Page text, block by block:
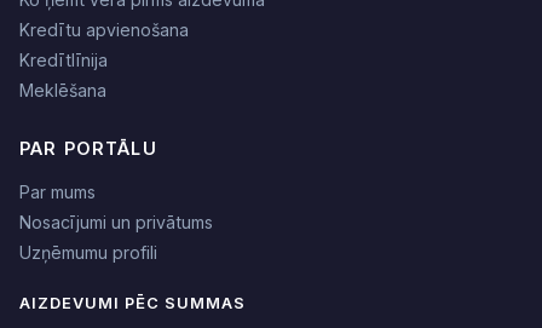
Kredītu apvienošana
Kredītlīnija
Meklēšana
PAR PORTĀLU
Par mums
Nosacījumi un privātums
Uzņēmumu profili
AIZDEVUMI PĒC SUMMAS